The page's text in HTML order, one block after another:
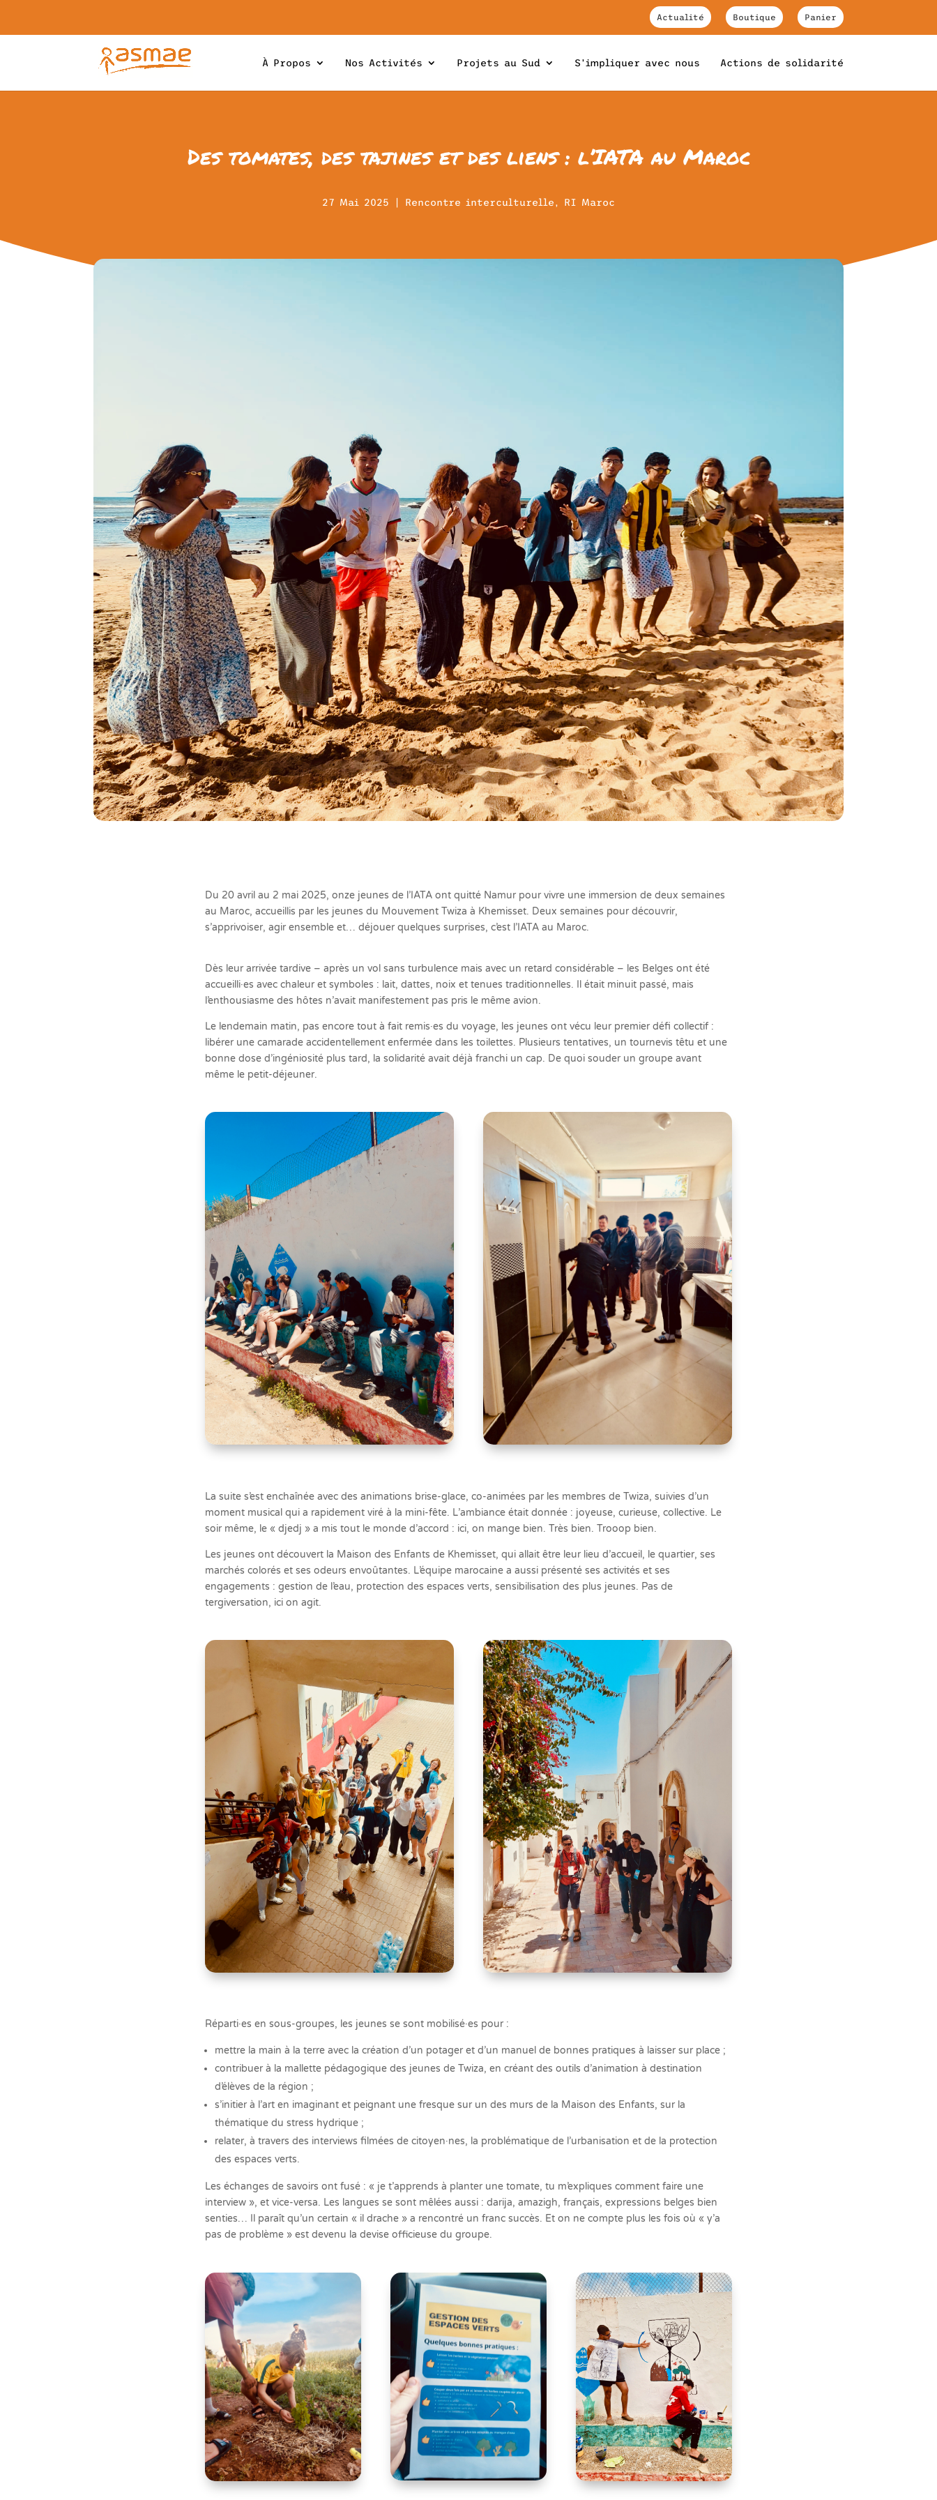
Actualité Boutique Panier
À Propos Nos Activités Projets au Sud S’impliquer avec nous Actions de solidarité
Des tomates, des tajines et des liens : l’IATA au Maroc
27 Mai 2025 Rencontre interculturelle, RI Maroc
Du 20 avril au 2 mai 2025, onze jeunes de l’IATA ont quitté Namur pour vivre une immersion de deux semaines
au Maroc, accueillis par les jeunes du Mouvement Twiza à Khemisset. Deux semaines pour découvrir,
s’apprivoiser, agir ensemble et… déjouer quelques surprises, c’est l’IATA au Maroc.
Dès leur arrivée tardive – après un vol sans turbulence mais avec un retard considérable – les Belges ont été
accueilli·es avec chaleur et symboles : lait, dattes, noix et tenues traditionnelles. Il était minuit passé, mais
l’enthousiasme des hôtes n’avait manifestement pas pris le même avion.
Le lendemain matin, pas encore tout à fait remis·es du voyage, les jeunes ont vécu leur premier défi collectif :
libérer une camarade accidentellement enfermée dans les toilettes. Plusieurs tentatives, un tournevis têtu et une
bonne dose d’ingéniosité plus tard, la solidarité avait déjà franchi un cap. De quoi souder un groupe avant
même le petit-déjeuner.
La suite s’est enchaînée avec des animations brise-glace, co-animées par les membres de Twiza, suivies d’un
moment musical qui a rapidement viré à la mini-fête. L’ambiance était donnée : joyeuse, curieuse, collective. Le
soir même, le « djedj » a mis tout le monde d’accord : ici, on mange bien. Très bien. Trooop bien.
Les jeunes ont découvert la Maison des Enfants de Khemisset, qui allait être leur lieu d’accueil, le quartier, ses
marchés colorés et ses odeurs envoûtantes. L’équipe marocaine a aussi présenté ses activités et ses
engagements : gestion de l’eau, protection des espaces verts, sensibilisation des plus jeunes. Pas de
tergiversation, ici on agit.
Réparti·es en sous-groupes, les jeunes se sont mobilisé·es pour :
mettre la main à la terre avec la création d’un potager et d’un manuel de bonnes pratiques à laisser sur place ;
contribuer à la mallette pédagogique des jeunes de Twiza, en créant des outils d’animation à destination
d’élèves de la région ;
s’initier à l’art en imaginant et peignant une fresque sur un des murs de la Maison des Enfants, sur la
thématique du stress hydrique ;
relater, à travers des interviews filmées de citoyen·nes, la problématique de l’urbanisation et de la protection
des espaces verts.
Les échanges de savoirs ont fusé : « je t’apprends à planter une tomate, tu m’expliques comment faire une
interview », et vice-versa. Les langues se sont mêlées aussi : darija, amazigh, français, expressions belges bien
senties… Il paraît qu’un certain « il drache » a rencontré un franc succès. Et on ne compte plus les fois où « y’a
pas de problème » est devenu la devise officieuse du groupe.